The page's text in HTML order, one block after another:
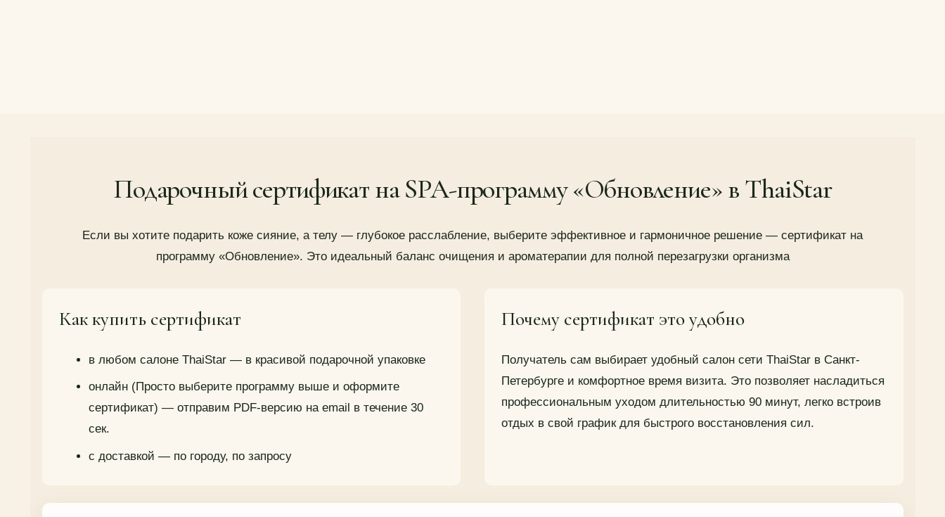
Подарочный сертификат на SPA-программу «Обновление» в ThaiStar
Если вы хотите подарить коже сияние, а телу — глубокое расслабление, выберите эффективное и гармоничное решение — сертификат на
программу «Обновление». Это идеальный баланс очищения и ароматерапии для полной перезагрузки организма
Как купить сертификат
в любом салоне ThaiStar — в красивой подарочной упаковке
онлайн (Просто выберите программу выше и оформите
сертификат) — отправим PDF-версию на email в течение 30
сек.
с доставкой — по городу, по запросу
Почему сертификат это удобно
Получатель сам выбирает удобный салон сети ThaiStar в Санкт-
Петербурге и комфортное время визита. Это позволяет насладиться
профессиональным уходом длительностью 90 минут, легко встроив
отдых в свой график для быстрого восстановления сил.